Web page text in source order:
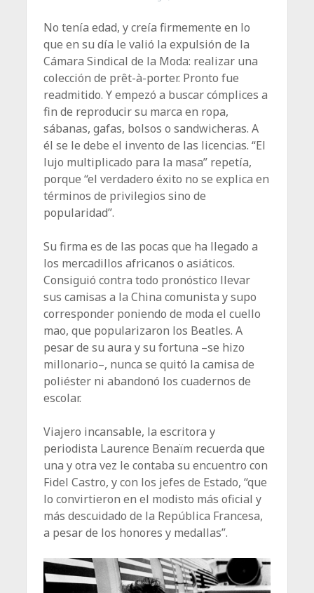
No tenía edad, y creía firmemente en lo
que en su día le valió la expulsión de la
Cámara Sindical de la Moda: realizar una
colección de prêt-à-porter. Pronto fue
readmitido. Y empezó a buscar cómplices a
fin de reproducir su marca en ropa,
sábanas, gafas, bolsos o sandwicheras. A
él se le debe el invento de las licencias. “El
lujo multiplicado para la masa” repetía,
porque “el verdadero éxito no se explica en
términos de privilegios sino de
popularidad”.
Su firma es de las pocas que ha llegado a
los mercadillos africanos o asiáticos.
Consiguió contra todo pronóstico llevar
sus camisas a la China comunista y supo
corresponder poniendo de moda el cuello
mao, que popularizaron los Beatles. A
pesar de su aura y su fortuna –se hizo
millonario–, nunca se quitó la camisa de
poliéster ni abandonó los cuadernos de
escolar.
Viajero incansable, la escritora y
periodista Laurence Benaïm recuerda que
una y otra vez le contaba su encuentro con
Fidel Castro, y con los jefes de Estado, “que
lo convirtieron en el modisto más oficial y
más descuidado de la República Francesa,
a pesar de los honores y medallas”.